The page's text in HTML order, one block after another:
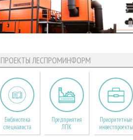
ПРОЕКТЫ ЛЕСПРОМИНФОРМ
Библиотека
специалиста
Предприятия
ЛПК
Приоритетные
инвестпроекты